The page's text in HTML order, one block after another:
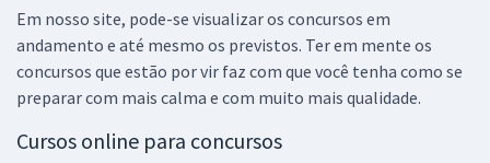
Em nosso site, pode-se visualizar os concursos em
andamento e até mesmo os previstos. Ter em mente os
concursos que estão por vir faz com que você tenha como se
preparar com mais calma e com muito mais qualidade.
Cursos online para concursos